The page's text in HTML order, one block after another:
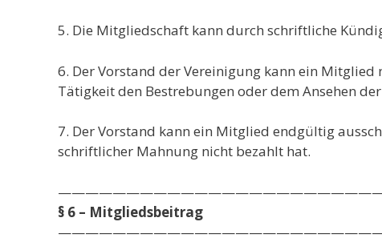
5. Die Mitgliedschaft kann durch schriftliche
6. Der Vorstand der Vereinigung kann ein
Tätigkeit den Bestrebungen oder dem Ansehen
7. Der Vorstand kann ein Mitglied endgültig
schriftlicher Mahnung nicht bezahlt hat.
§ 6 – Mitgliedsbeitrag